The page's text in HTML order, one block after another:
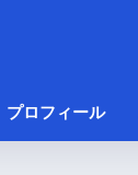
プロフィール